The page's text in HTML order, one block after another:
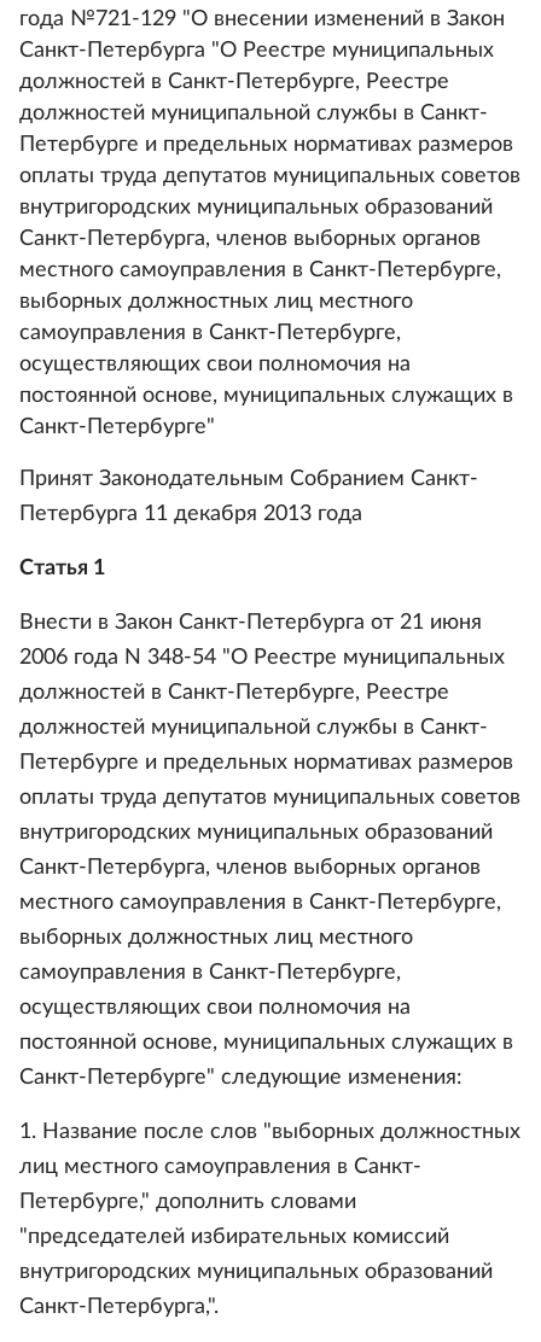
года №721-129 "О внесении изменений в Закон
Санкт-Петербурга "О Реестре муниципальных
должностей в Санкт-Петербурге, Реестре
должностей муниципальной службы в Санкт-
Петербурге и предельных нормативах размеров
оплаты труда депутатов муниципальных советов
внутригородских муниципальных образований
Санкт-Петербурга, членов выборных органов
местного самоуправления в Санкт-Петербурге,
выборных должностных лиц местного
самоуправления в Санкт-Петербурге,
осуществляющих свои полномочия на
постоянной основе, муниципальных служащих в
Санкт-Петербурге"
Принят Законодательным Собранием Санкт-
Петербурга 11 декабря 2013 года
Статья 1
Внести в Закон Санкт-Петербурга от 21 июня
2006 года N 348-54 "О Реестре муниципальных
должностей в Санкт-Петербурге, Реестре
должностей муниципальной службы в Санкт-
Петербурге и предельных нормативах размеров
оплаты труда депутатов муниципальных советов
внутригородских муниципальных образований
Санкт-Петербурга, членов выборных органов
местного самоуправления в Санкт-Петербурге,
выборных должностных лиц местного
самоуправления в Санкт-Петербурге,
осуществляющих свои полномочия на
постоянной основе, муниципальных служащих в
Санкт-Петербурге" следующие изменения:
1. Название после слов "выборных должностных
лиц местного самоуправления в Санкт-
Петербурге," дополнить словами
"председателей избирательных комиссий
внутригородских муниципальных образований
Санкт-Петербурга,".